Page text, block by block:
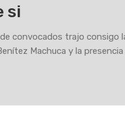
si
convocados trajo consigo
Machuca y la